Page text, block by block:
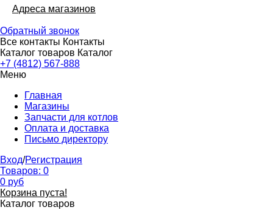
Адреса магазинов
Обратный звонок
Все контакты Контакты
Каталог товаров Каталог
+7 (4812) 567-888
Меню
Главная
Магазины
Запчасти для котлов
Оплата и доставка
Письмо директору
Вход/Регистрация
Товаров: 0
0 руб
Корзина пуста!
Каталог товаров